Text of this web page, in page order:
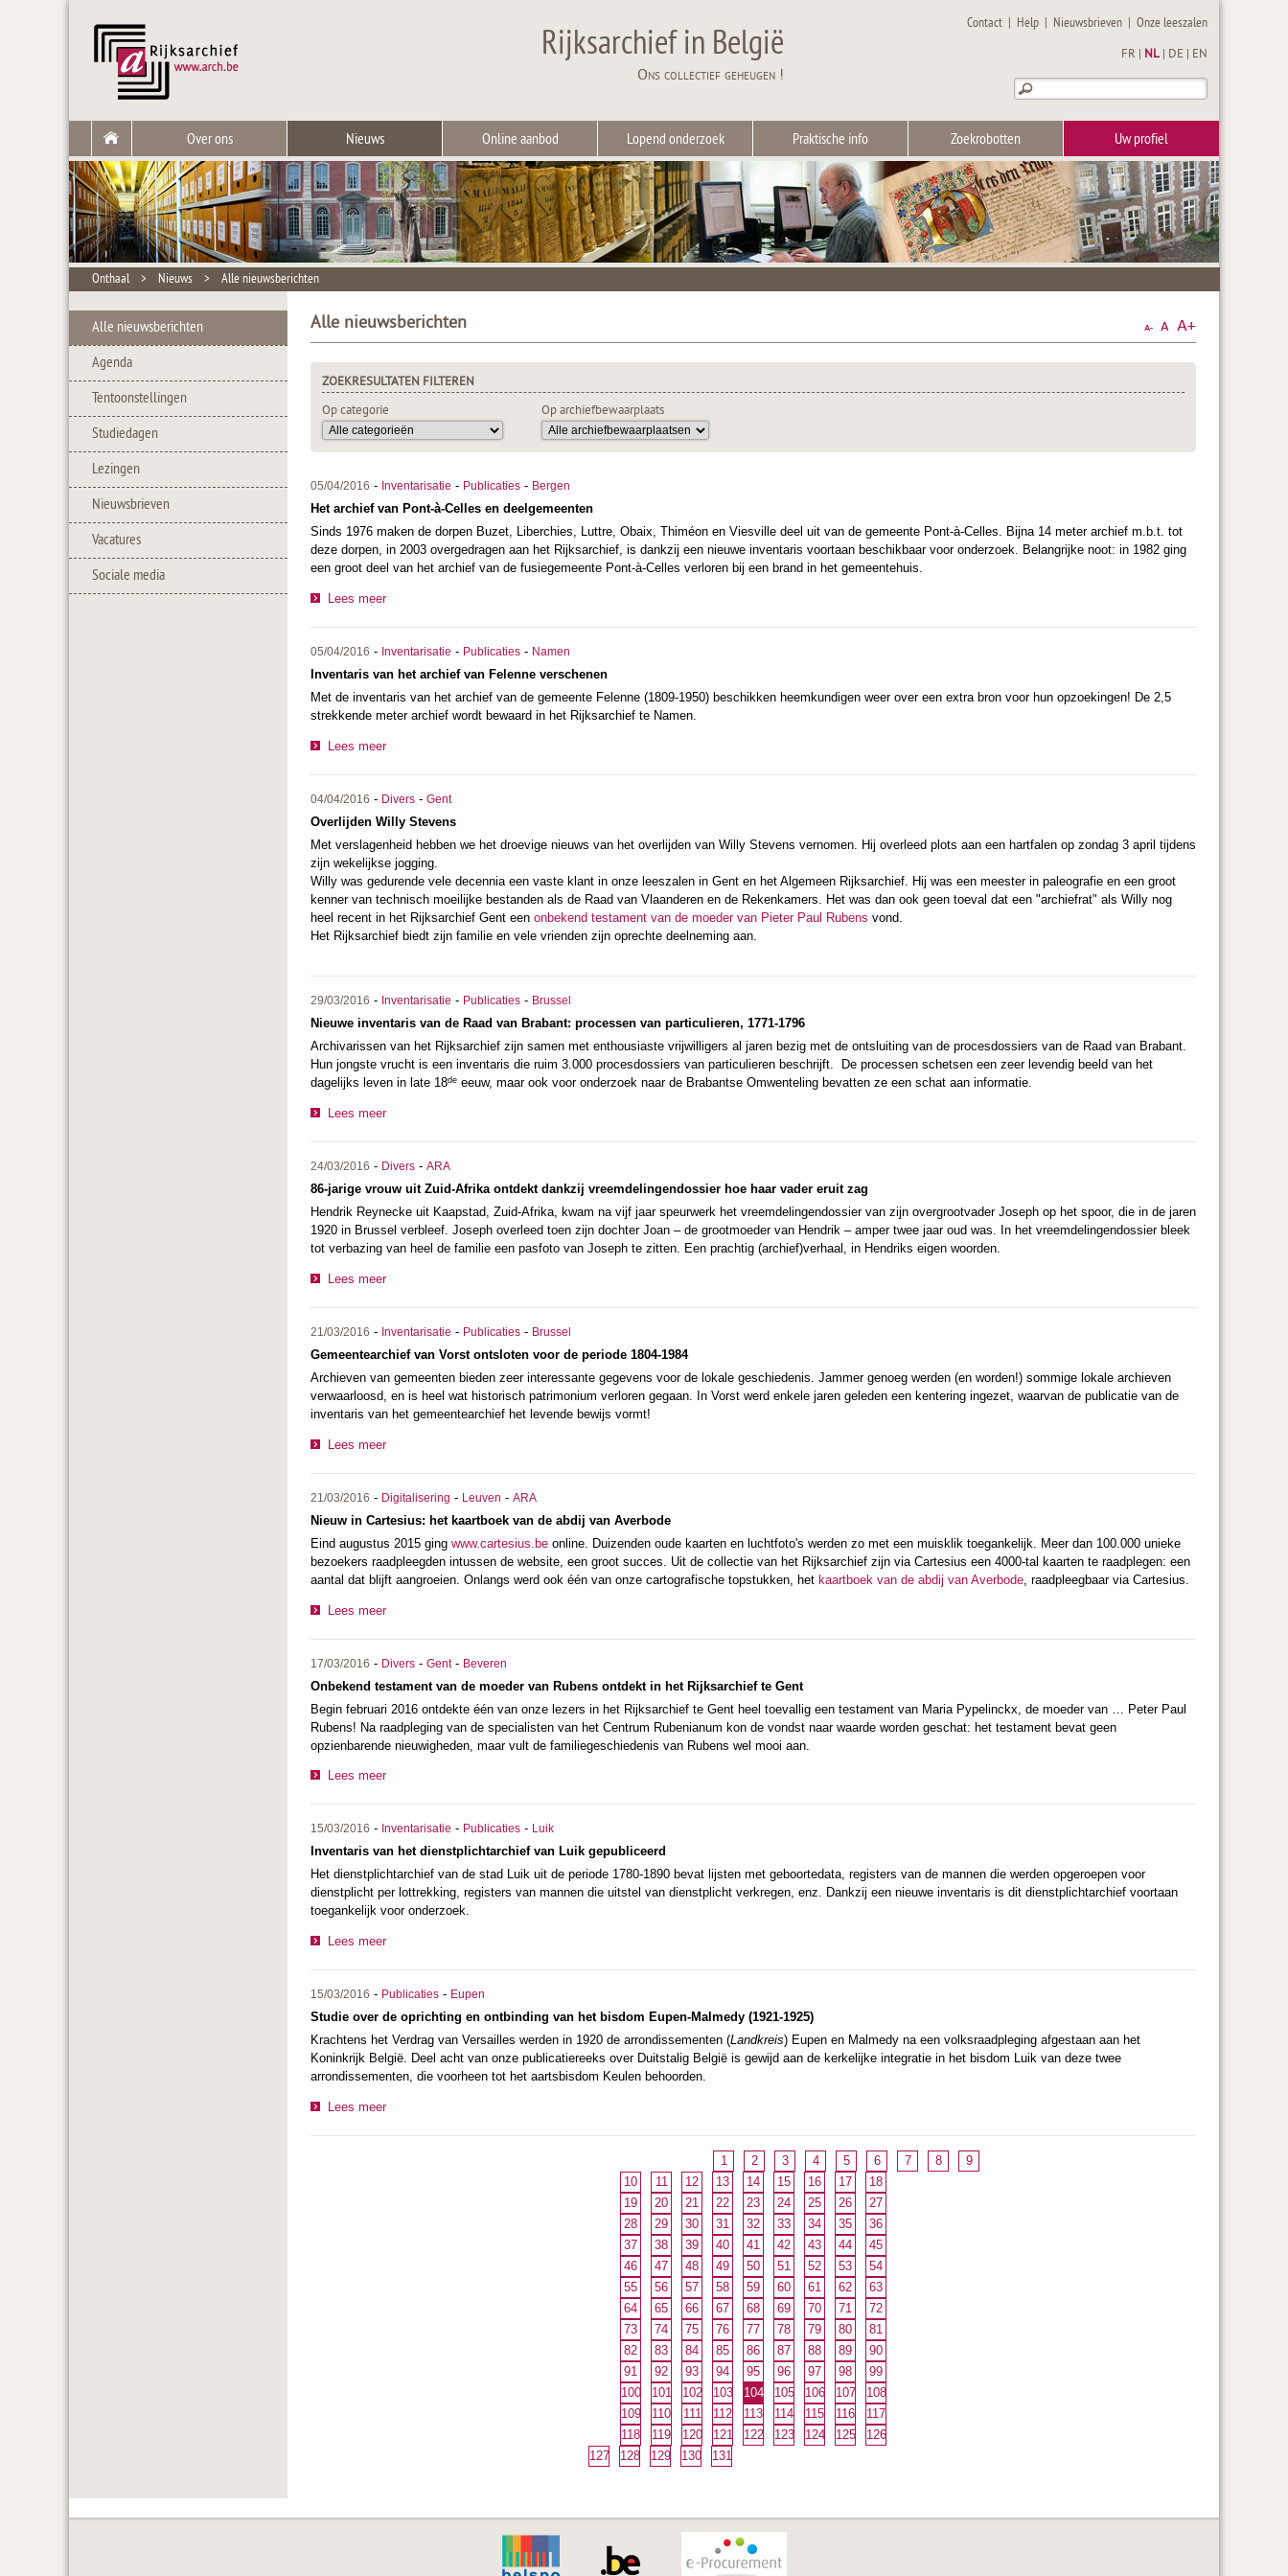
Rijksarchief in België
Ons collectief geheugen !
Contact | Help | Nieuwsbrieven |Onze leeszalen
FR NL DE EN
Over ons Nieuws Online aanbod Lopend onderzoek Praktische info Zoekrobotten Uw profiel
Onthaal > Nieuws > Alle nieuwsberichten
Alle nieuwsberichten
Agenda
Tentoonstellingen
Studiedagen
Lezingen
Nieuwsbrieven
Vacatures
Sociale media
Alle nieuwsberichten
ZOEKRESULTATEN FILTEREN
Op categorie
Op archiefbewaarplaats
05/04/2016 - Inventarisatie - Publicaties - Bergen
Het archief van Pont-à-Celles en deelgemeenten
Sinds 1976 maken de dorpen Buzet, Liberchies, Luttre, Obaix, Thiméon en Viesville deel uit van de gemeente Pont-à-Celles. Bijna 14 meter archief m.b.t. tot
deze dorpen, in 2003 overgedragen aan het Rijksarchief, is dankzij een nieuwe inventaris voortaan beschikbaar voor onderzoek. Belangrijke noot: in 1982 ging
een groot deel van het archief van de fusiegemeente Pont-à-Celles verloren bij een brand in het gemeentehuis.
Lees meer
05/04/2016 - Inventarisatie - Publicaties - Namen
Inventaris van het archief van Felenne verschenen
Met de inventaris van het archief van de gemeente Felenne (1809-1950) beschikken heemkundigen weer over een extra bron voor hun opzoekingen! De 2,5
strekkende meter archief wordt bewaard in het Rijksarchief te Namen.
Lees meer
04/04/2016 - Divers - Gent
Overlijden Willy Stevens
Met verslagenheid hebben we het droevige nieuws van het overlijden van Willy Stevens vernomen. Hij overleed plots aan een hartfalen op zondag 3 april tijdens
zijn wekelijkse jogging.
Willy was gedurende vele decennia een vaste klant in onze leeszalen in Gent en het Algemeen Rijksarchief. Hij was een meester in paleografie en een groot
kenner van technisch moeilijke bestanden als de Raad van Vlaanderen en de Rekenkamers. Het was dan ook geen toeval dat een "archiefrat" als Willy nog
heel recent in het Rijksarchief Gent een onbekend testament van de moeder van Pieter Paul Rubens vond.
Het Rijksarchief biedt zijn familie en vele vrienden zijn oprechte deelneming aan.
29/03/2016 - Inventarisatie - Publicaties - Brussel
Nieuwe inventaris van de Raad van Brabant: processen van particulieren, 1771-1796
Archivarissen van het Rijksarchief zijn samen met enthousiaste vrijwilligers al jaren bezig met de ontsluiting van de procesdossiers van de Raad van Brabant.
Hun jongste vrucht is een inventaris die ruim 3.000 procesdossiers van particulieren beschrijft. De processen schetsen een zeer levendig beeld van het
dagelijks leven in late 18de eeuw, maar ook voor onderzoek naar de Brabantse Omwenteling bevatten ze een schat aan informatie.
Lees meer
24/03/2016 - Divers - ARA
86-jarige vrouw uit Zuid-Afrika ontdekt dankzij vreemdelingendossier hoe haar vader eruit zag
Hendrik Reynecke uit Kaapstad, Zuid-Afrika, kwam na vijf jaar speurwerk het vreemdelingendossier van zijn overgrootvader Joseph op het spoor, die in de jaren
1920 in Brussel verbleef. Joseph overleed toen zijn dochter Joan – de grootmoeder van Hendrik – amper twee jaar oud was. In het vreemdelingendossier bleek
tot verbazing van heel de familie een pasfoto van Joseph te zitten. Een prachtig (archief)verhaal, in Hendriks eigen woorden.
Lees meer
21/03/2016 - Inventarisatie - Publicaties - Brussel
Gemeentearchief van Vorst ontsloten voor de periode 1804-1984
Archieven van gemeenten bieden zeer interessante gegevens voor de lokale geschiedenis. Jammer genoeg werden (en worden!) sommige lokale archieven
verwaarloosd, en is heel wat historisch patrimonium verloren gegaan. In Vorst werd enkele jaren geleden een kentering ingezet, waarvan de publicatie van de
inventaris van het gemeentearchief het levende bewijs vormt!
Lees meer
21/03/2016 - Digitalisering - Leuven - ARA
Nieuw in Cartesius: het kaartboek van de abdij van Averbode
Eind augustus 2015 ging www.cartesius.be online. Duizenden oude kaarten en luchtfoto's werden zo met een muisklik toegankelijk. Meer dan 100.000 unieke
bezoekers raadpleegden intussen de website, een groot succes. Uit de collectie van het Rijksarchief zijn via Cartesius een 4000-tal kaarten te raadplegen: een
aantal dat blijft aangroeien. Onlangs werd ook één van onze cartografische topstukken, het kaartboek van de abdij van Averbode , raadpleegbaar via Cartesius.
Lees meer
17/03/2016 - Divers - Gent- Beveren
Onbekend testament van de moeder van Rubens ontdekt in het Rijksarchief te Gent
Begin februari 2016 ontdekte één van onze lezers in het Rijksarchief te Gent heel toevallig een testament van Maria Pypelinckx, de moeder van … Peter Paul
Rubens! Na raadpleging van de specialisten van het Centrum Rubenianum kon de vondst naar waarde worden geschat: het testament bevat geen
opzienbarende nieuwigheden, maar vult de familiegeschiedenis van Rubens wel mooi aan.
Lees meer
15/03/2016 - Inventarisatie - Publicaties - Luik
Inventaris van het dienstplichtarchief van Luik gepubliceerd
Het dienstplichtarchief van de stad Luik uit de periode 1780-1890 bevat lijsten met geboortedata, registers van de mannen die werden opgeroepen voor
dienstplicht per lottrekking, registers van mannen die uitstel van dienstplicht verkregen, enz. Dankzij een nieuwe inventaris is dit dienstplichtarchief voortaan
toegankelijk voor onderzoek.
Lees meer
15/03/2016 - Publicaties - Eupen
Studie over de oprichting en ontbinding van het bisdom Eupen-Malmedy (1921-1925)
Krachtens het Verdrag van Versailles werden in 1920 de arrondissementen (Landkreis) Eupen en Malmedy na een volksraadpleging afgestaan aan het
Koninkrijk België. Deel acht van onze publicatiereeks over Duitstalig België is gewijd aan de kerkelijke integratie in het bisdom Luik van deze twee
arrondissementen, die voorheen tot het aartsbisdom Keulen behoorden.
Lees meer
1 2 3 4 5 6 7 8
9
10
11 12 13 14 15 16 17
18
19
20 21 22 23 24 25 26
27
28
29 30 31 32 33 34 35
36
37
38 39 40 41 42 43 44
45
46
47 48 49 50 51 52 53
54
55
56 57 58 59 60 61 62
63
64
65 66 67 68 69 70 71
72
73
74 75 76 77 78 79 80
81
82
83 84 85 86 87 88 89
90
91
92 93 94 95 96 97 98
99
100
101 102 103 104 105 106 107
108
109
110 111 112 113 114 115 116
117
118
119 120 121 122 123 124 125
126
127
128 129 130 131